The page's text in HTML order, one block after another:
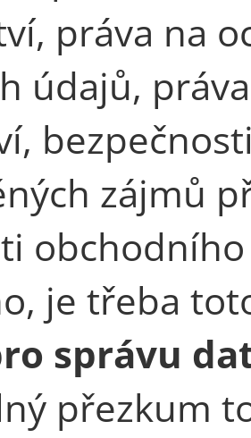
práva na
údajů,
zájmů
je třeba
správu
přezkum